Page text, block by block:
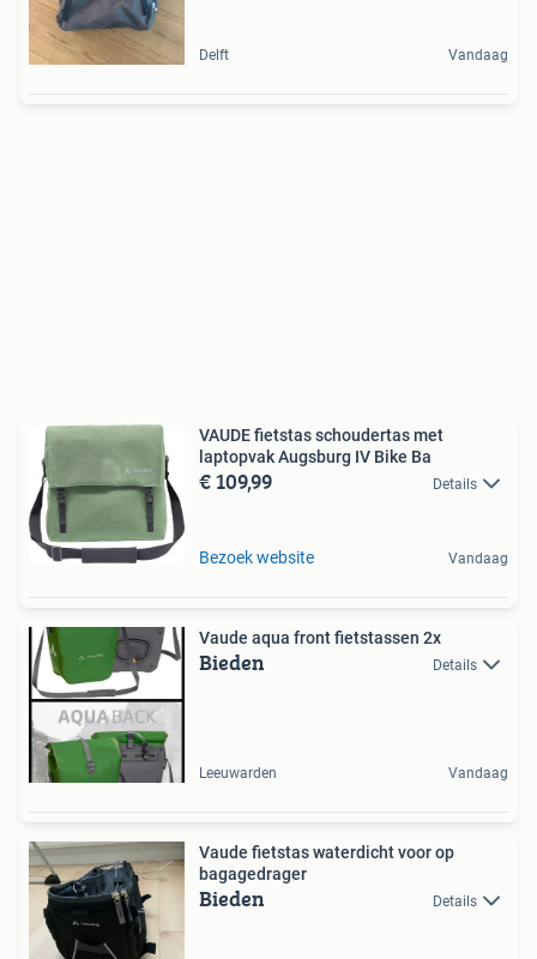
Delft Vandaag
VAUDE fietstas schoudertas met
laptopvak Augsburg IV Bike Ba
€ 109,99 Details
Bezoek website Vandaag
Vaude aqua front fietstassen 2x
Bieden Details
Leeuwarden Vandaag
Vaude fietstas waterdicht voor op
bagagedrager
Bieden Details